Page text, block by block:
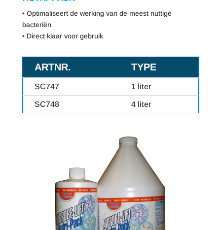
• Optimaliseert de werking van de meest nuttige
bacteriën
• Direct klaar voor gebruik
ARTNR. TYPE
SC747 1 liter
SC748 4 liter